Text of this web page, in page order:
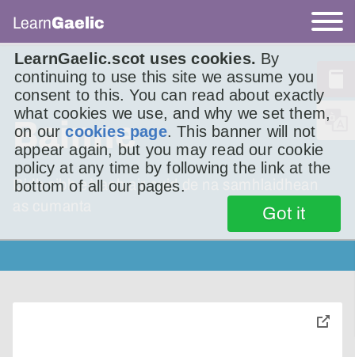
LearnGaelic.scot uses cookies. By
continuing to use this site we assume you
consent to this. You can read about exactly
what cookies we use, and why we set them,
on ourcookies page. This banner will not
appear again, but you may read our cookie
policy at any time by following the link at the
bottom of all our pages.
Got it
LearnGaelic
Bainne
Bidh sibh eòlach air cuid de na samhlaidhean
toggle